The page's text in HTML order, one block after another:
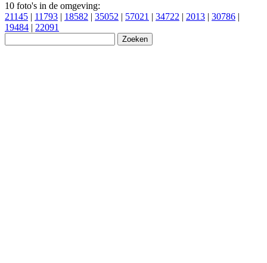
10 foto's in de omgeving:
21145 | 11793 | 18582 | 35052 | 57021 | 34722 | 2013 | 30786 |
19484 | 22091